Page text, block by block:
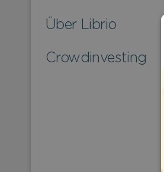
Über Librio
Crowdinvesting